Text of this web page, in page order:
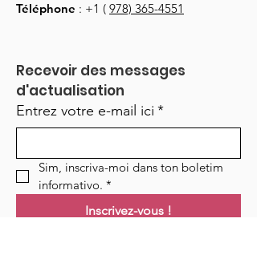
Téléphone : +1 ( 978) 365-4551
Recevoir des messages
d'actualisation
Entrez votre e-mail ici *
Sim, inscriva-moi dans ton boletim
informativo. *
Inscrivez-vous !